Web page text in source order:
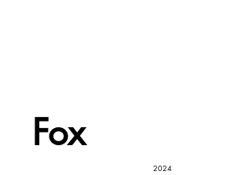
Fox
2024